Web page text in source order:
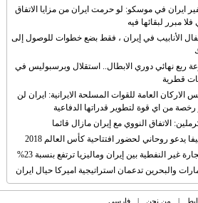
ايران في موسكو: لو حرمت ايران من مزايا الاتفاق
فلا مبرر لبقائها فيه
الأنابيب في إيران ، فقط بضع خطوات للوصول إلى
ربع نهائي دوري الابطال.. استقلال وبرسبوليس في
قطرية
الاركان العامة للقوات المسلحة الايرانية: ايران لن
رخصة من اي قوة لتطوير قدراتها الدفاعية
الاتفاق النووي مع إيران مازال قائما
يدعو روحاني لحضور افتتاحية كأس العالم 2018
غیر النفطیة بین إیران ومالیزیا ترتفع بنسبة 23%
والبحرين تدعمان استراتيجية اميركا حيال ايران
من نحن فارسی